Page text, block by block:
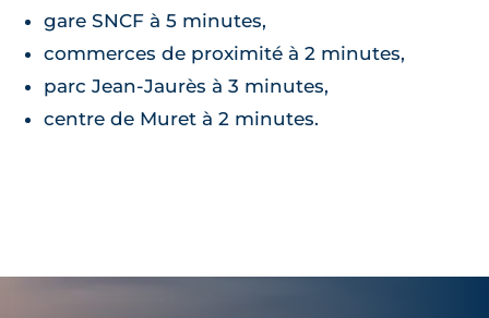
gare SNCF à 5 minutes,
commerces de proximité à 2 minutes,
parc Jean-Jaurès à 3 minutes,
centre de Muret à 2 minutes.